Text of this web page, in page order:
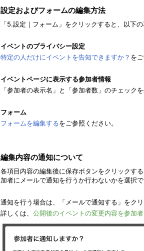
設定およびフォームの編集方法
「5.設定｜フォーム」をクリックすると、 以下
イベントのプライバシー設定
特定の人だけにイベントを告知できますか？ を
イベントページに表示する参加者情報
「参加者の表示名」と「参加者数」のチェック
フォーム
フォームを編集するをご参照ください。
編集内容の通知について
各項目内容の編集後に保存ボタンをクリックす
加者にメールで通知を行うか行わないかを選択で
通知を行う場合は、「メールで通知する」をクリ
詳しくは、 公開後のイベントの変更内容を参加